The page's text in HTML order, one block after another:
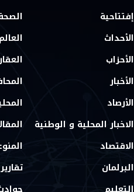
إفتتاحية
الأحداث
الأحزاب
الأخبار
الأرصاد
الاخبار المحلية و الوطنية
الاقتصاد
البرلمان
العالم